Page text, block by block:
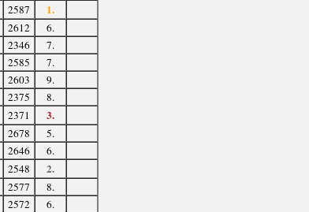
2587 1.
2612
6.
2346
7.
2585
7.
2603
9.
2375
8.
2371 3.
2678
5.
2646
6.
2548 2.
2577
8.
2572
6.